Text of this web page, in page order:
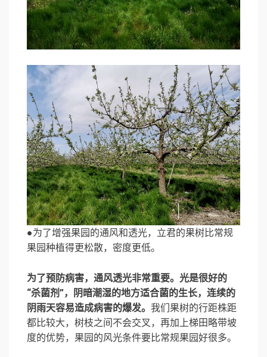
●为了增强果园的通风和透光，立君的果树比常规
果园种植得更松散，密度更低。
为了预防病害，通风透光非常重要。光是很好的
“杀菌剂”，阴暗潮湿的地方适合菌的生长，连续的
阴雨天容易造成病害的爆发。 我们果树的行距株距
都比较大，树枝之间不会交叉，再加上梯田略带坡
度的优势，果园的风光条件要比常规果园好很多。